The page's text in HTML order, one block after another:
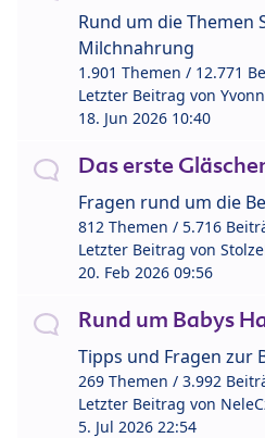
Rund um die Themen
Milchnahrung
1.901 Themen / 12.771
Letzter Beitrag von
18. Jun 2026 10:40
Das erste
Fragen rund um die
812 Themen / 5.716
Letzter Beitrag von
20. Feb 2026 09:56
Rund um Babys
Tipps und Fragen zur
269 Themen / 3.992
Letzter Beitrag von
5. Jul 2026 22:54